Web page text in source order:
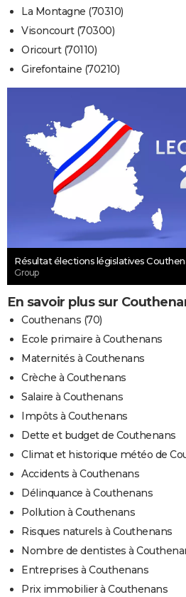
La Montagne (70310)
Visoncourt (70300)
Oricourt (70110)
Girefontaine (70210)
Résultat élections législatives
Group
En savoir plus sur
Couthenans (70)
Ecole primaire à Couthenans
Maternités à Couthenans
Crèche à Couthenans
Salaire à Couthenans
Impôts à Couthenans
Dette et budget de Couthenans
Climat et historique météo de
Accidents à Couthenans
Délinquance à Couthenans
Pollution à Couthenans
Risques naturels à Couthenans
Nombre de dentistes à
Entreprises à Couthenans
Prix immobilier à Couthenans